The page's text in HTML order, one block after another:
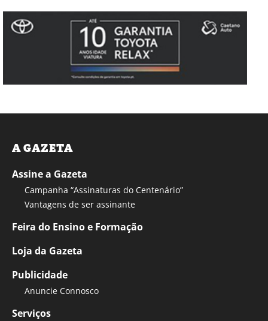
A GAZETA
Assine a Gazeta
Campanha “Assinaturas do Centenário”
Vantagens de ser assinante
Feira do Ensino e Formação
Loja da Gazeta
Publicidade
Anuncie Connosco
Serviços